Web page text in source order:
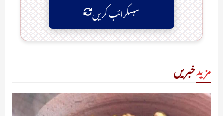
سبسکرائب کریں
مزیدخبریں